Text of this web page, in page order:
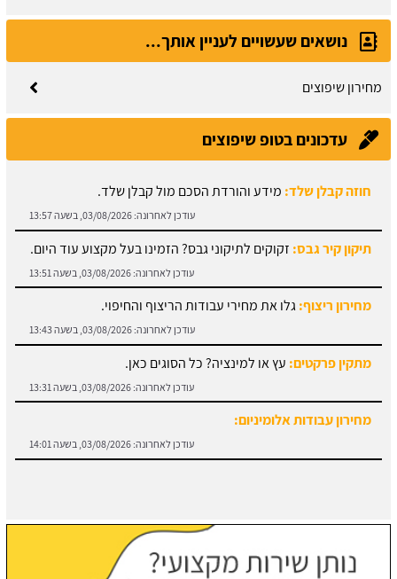
נושאים שעשויים לעניין אותך...
מחירון שיפוצים
עדכונים בטופ שיפוצים
חוזה קבלן שלד:מידע והורדת הסכם מול קבלן שלד.
עודכן לאחרונה:03/08/2026, בשעה 13:57
תיקון קיר גבס:זקוקים לתיקוני גבס? הזמינו בעל מקצוע עוד היום.
עודכן לאחרונה:03/08/2026, בשעה 13:51
מחירון ריצוף:גלו את מחירי עבודות הריצוף והחיפוי.
עודכן לאחרונה: 03/08/2026, בשעה 13:43
מתקין פרקטים:עץ או למינציה? כל הסוגים כאן.
עודכן לאחרונה:03/08/2026, בשעה 13:31
מחירון עבודות אלומיניום:
עודכן לאחרונה: 03/08/2026, בשעה 14:01